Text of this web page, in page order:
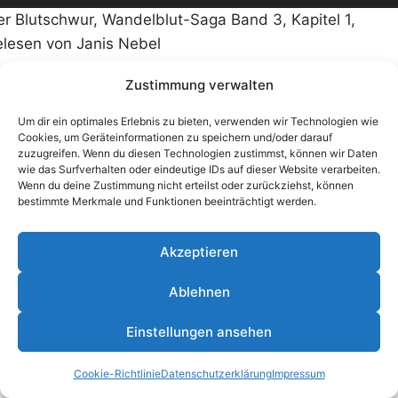
Zustimmung verwalten
Um dir ein optimales Erlebnis zu bieten, verwenden wir Technologien wie
Cookies, um Geräteinformationen zu speichern und/oder darauf
zuzugreifen. Wenn du diesen Technologien zustimmst, können wir Daten
wie das Surfverhalten oder eindeutige IDs auf dieser Website verarbeiten.
Wenn du deine Zustimmung nicht erteilst oder zurückziehst, können
bestimmte Merkmale und Funktionen beeinträchtigt werden.
Akzeptieren
Ablehnen
Einstellungen ansehen
Cookie-RichtlinieDatenschutzerklärungImpressum
Blutschwur, Wandelblut-Saga Band 3, Kapitel 1,
von Janis Nebel
© 2026 Janis Nebel - WordPress Theme von
Kadence
WP